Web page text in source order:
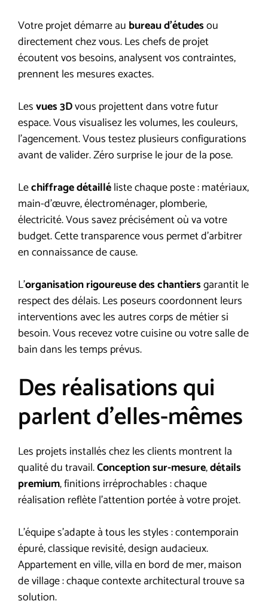
Votre projet démarre au bureau d’étudesou
directement chez vous. Les chefs de projet
écoutent vos besoins, analysent vos contraintes,
prennent les mesures exactes.
Lesvues 3Dvous projettent dans votre futur
espace. Vous visualisez les volumes, les couleurs,
l’agencement. Vous testez plusieurs configurations
avant de valider. Zéro surprise le jour de la pose.
Lechiffrage détailléliste chaque poste : matériaux,
main-d’œuvre, électroménager, plomberie,
électricité. Vous savez précisément où va votre
budget. Cette transparence vous permet d’arbitrer
en connaissance de cause.
L’organisation rigoureuse des chantiersgarantit le
respect des délais. Les poseurs coordonnent leurs
interventions avec les autres corps de métier si
besoin. Vous recevez votre cuisine ou votre salle de
bain dans les temps prévus.
Des réalisations qui
parlent d’elles-mêmes
Les projets installés chez les clients montrent la
qualité du travail.Conception sur-mesure,détails
premium, finitions irréprochables : chaque
réalisation reflète l’attention portée à votre projet.
L’équipe s’adapte à tous les styles : contemporain
épuré, classique revisité, design audacieux.
Appartement en ville, villa en bord de mer, maison
de village : chaque contexte architectural trouve sa
solution.